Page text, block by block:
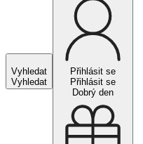
Vyhledat
Vyhledat
Přihlásit se
Přihlásit se
Dobrý den